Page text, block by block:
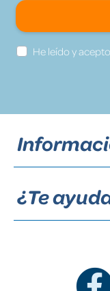
He leído y
¿Te